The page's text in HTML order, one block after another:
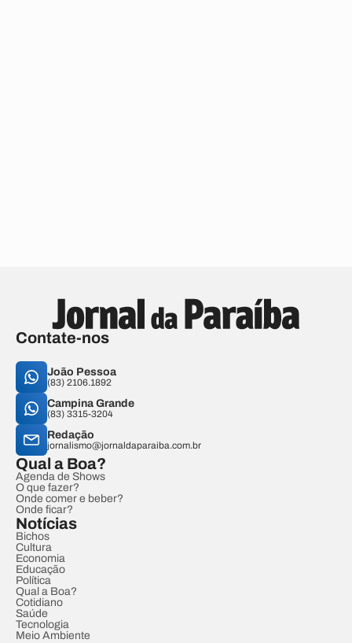
Contate-nos
João Pessoa
(83) 2106.1892
Campina Grande
(83) 3315-3204
Redação
jornalismo@jornaldaparaiba.com.br
Qual a Boa?
Agenda de Shows
O que fazer?
Onde comer e beber?
Onde ficar?
Notícias
Bichos
Cultura
Economia
Educação
Política
Qual a Boa?
Cotidiano
Saúde
Tecnologia
Meio Ambiente